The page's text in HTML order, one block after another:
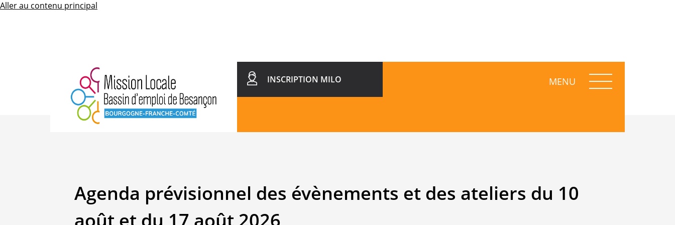
Aller au contenu principal
INSCRIPTION MILO MENU
Retour
Agenda prévisionnel des évènements et des ateliers du 10
août et du 17 août 2026